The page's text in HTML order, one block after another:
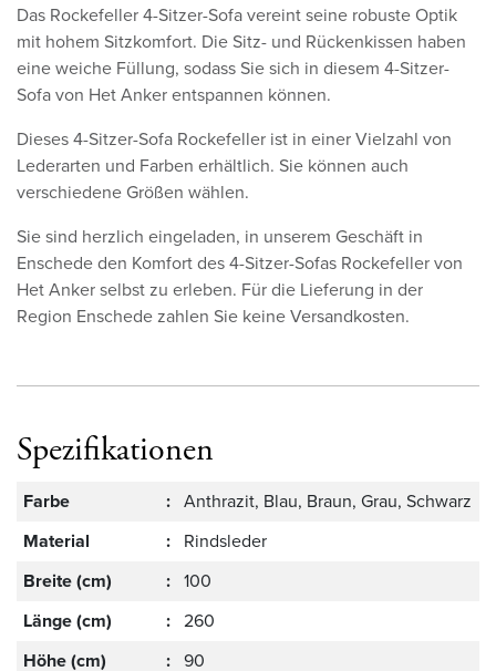
Das Rockefeller 4-Sitzer-Sofa vereint seine robuste Optik
mit hohem Sitzkomfort. Die Sitz- und Rückenkissen haben
eine weiche Füllung, sodass Sie sich in diesem 4-Sitzer-
Sofa von Het Anker entspannen können.
Dieses 4-Sitzer-Sofa Rockefeller ist in einer Vielzahl von
Lederarten und Farben erhältlich. Sie können auch
verschiedene Größen wählen.
Sie sind herzlich eingeladen, in unserem Geschäft in
Enschede den Komfort des 4-Sitzer-Sofas Rockefeller von
Het Anker selbst zu erleben. Für die Lieferung in der
Region Enschede zahlen Sie keine Versandkosten.
Spezifikationen
Farbe : Anthrazit, Blau, Braun, Grau, Schwarz
Material
: Rindsleder
Breite (cm)
: 100
Länge (cm)
: 260
Höhe (cm)
: 90